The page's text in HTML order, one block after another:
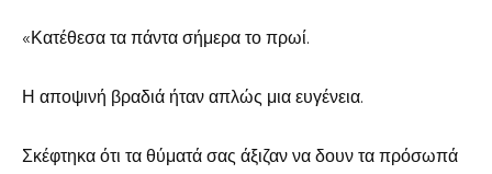
«Κατέθεσα τα πάντα σήμερα το πρωί.
Η αποψινή βραδιά ήταν απλώς μια ευγένεια.
Σκέφτηκα ότι τα θύματά σας άξιζαν να δουν τα πρόσωπά